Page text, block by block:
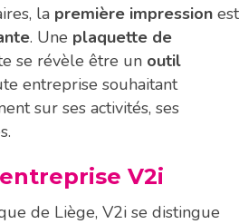
la première impression est
. Une plaquette de
se révèle être un outil
entreprise souhaitant
sur ses activités, ses
V2i
de Liège, V2i se distingue